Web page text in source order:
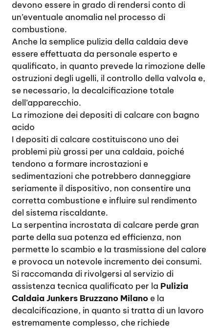
devono essere in grado di rendersi conto di
un’eventuale anomalia nel processo di
combustione.
Anche la semplice pulizia della caldaia deve
essere effettuata da personale esperto e
qualificato, in quanto prevede la rimozione delle
ostruzioni degli ugelli, il controllo della valvola e,
se necessario, la decalcificazione totale
dell’apparecchio.
La rimozione dei depositi di calcare con bagno
acido
I depositi di calcare costituiscono uno dei
problemi più grossi per una caldaia, poiché
tendono a formare incrostazioni e
sedimentazioni che potrebbero danneggiare
seriamente il dispositivo, non consentire una
corretta combustione e influire sul rendimento
del sistema riscaldante.
La serpentina incrostata di calcare perde gran
parte della sua potenza ed efficienza, non
permette lo scambio e la trasmissione del calore
e provoca un notevole incremento dei consumi.
Si raccomanda di rivolgersi al servizio di
assistenza tecnica qualificato per la Pulizia
Caldaia Junkers Bruzzano Milano e la
decalcificazione, in quanto si tratta di un lavoro
estremamente complesso, che richiede